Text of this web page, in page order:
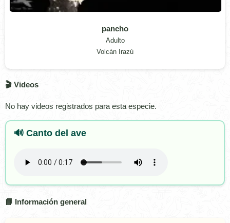
pancho
Adulto
Volcán Irazú
🎬 Videos
No hay videos registrados para esta especie.
🔊 Canto del ave
📘 Información general